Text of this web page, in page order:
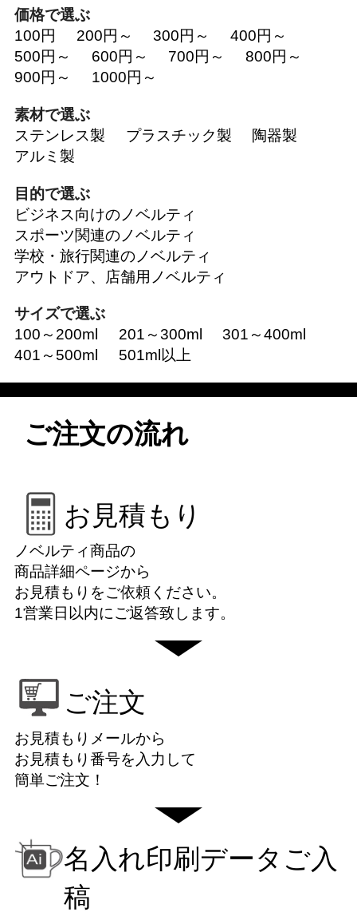
価格で選ぶ
100円
200円～ 300円～
400円～
500円～
600円～ 700円～
800円～
900円～
1000円～
素材で選ぶ
ステンレス製
プラスチック製
陶器製
アルミ製
目的で選ぶ
ビジネス向けのノベルティ
スポーツ関連のノベルティ
学校・旅行関連のノベルティ
アウトドア、店舗用ノベルティ
サイズで選ぶ
100～200ml
201～300ml
301～400ml
401～500ml
501ml以上
ご注文の流れ
お見積もり
ノベルティ商品の
商品詳細ページから
お見積もりをご依頼ください。
1営業日以内にご返答致します。
ご注文
お見積もりメールから
お見積もり番号を入力して
簡単ご注文！
名入れ印刷データご入
稿